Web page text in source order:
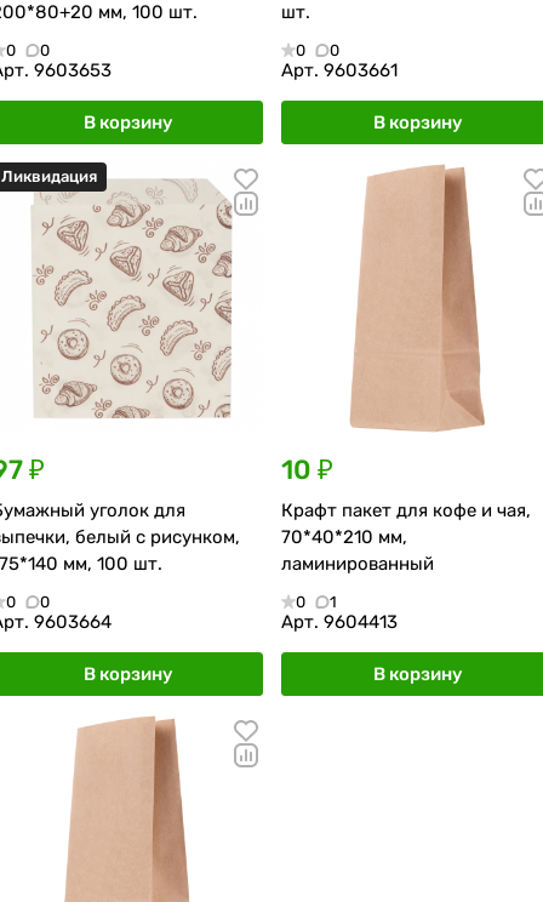
мм, 100 шт.
0 0
9603653
В корзину
шт.
0 0
Арт. 9603661
В корзину
Ликвидация
₽
уголок для
белый с рисунком,
мм, 100 шт.
0 0
9603664
В корзину
10 ₽
Крафт пакет для кофе и чая,
70*40*210 мм,
ламинированный
0 1
Арт. 9604413
В корзину